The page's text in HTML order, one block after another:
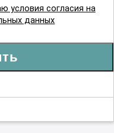
условия согласия на
данных